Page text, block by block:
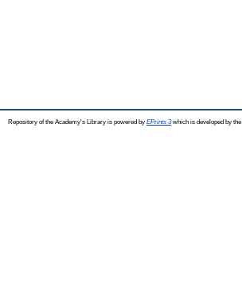
Repository of the Academy's Library is powered by EPrints 3which is developed by the